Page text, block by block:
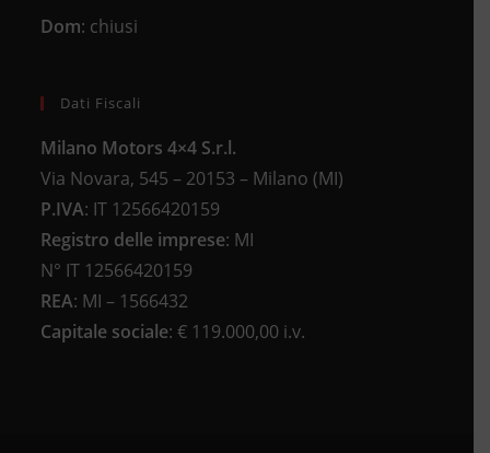
Dom: chiusi
Dati Fiscali
Milano Motors 4×4 S.r.l.
Via Novara, 545 – 20153 – Milano (MI)
P.IVA: IT 12566420159
Registro delle imprese: MI
N° IT 12566420159
REA: MI – 1566432
Capitale sociale: € 119.000,00 i.v.